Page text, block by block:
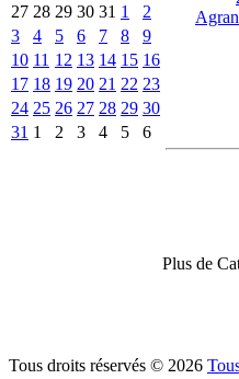
27 28 29 30 31 1
2
3
4 5 6 7 8
9
10 11 12 13 14 15 16
17 18 19 20 21 22 23
24 25 26 27 28 29 30
31 1 2 3 4 5 6
Plus de
Tous droits réservés © 2026